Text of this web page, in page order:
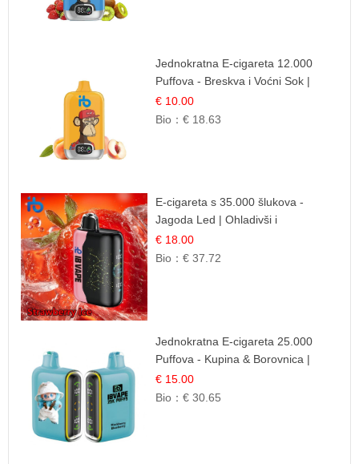
Jednokratna E-cigareta 12.000
Puffova - Breskva i Voćni Sok |
Osježavajuća Voćna Mješavina
€ 10.00
Bio：€ 18.63
E-cigareta s 35.000 šlukova -
Jagoda Led | Ohladivši i
Osježavajući Okus
€ 18.00
Bio：€ 37.72
Jednokratna E-cigareta 25.000
Puffova - Kupina & Borovnica |
Šumska Voćna Mješavina
€ 15.00
Bio：€ 30.65